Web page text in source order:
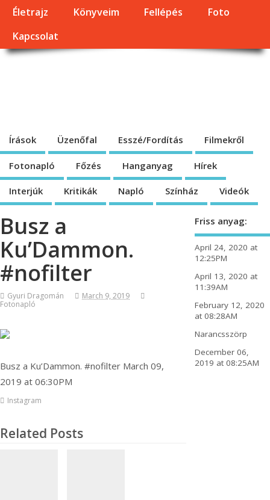
Életrajz Könyveim Fellépés
Foto
Kapcsolat
Írások Üzenőfal Esszé/Fordítás Filmekről
Fotonapló Főzés Hanganyag Hírek
Interjúk Kritikák Napló Színház Videók
Busz a
Ku’Dammon.
#nofilter
Gyuri Dragomán
March 9, 2019
Fotonapló
Busz a Ku’Dammon. #nofilter March 09,
2019 at 06:30PM
Instagram
Related Posts
Friss anyag:
April 24, 2020 at
12:25PM
April 13, 2020 at
11:39AM
February 12, 2020
at 08:28AM
Narancsszörp
December 06,
2019 at 08:25AM